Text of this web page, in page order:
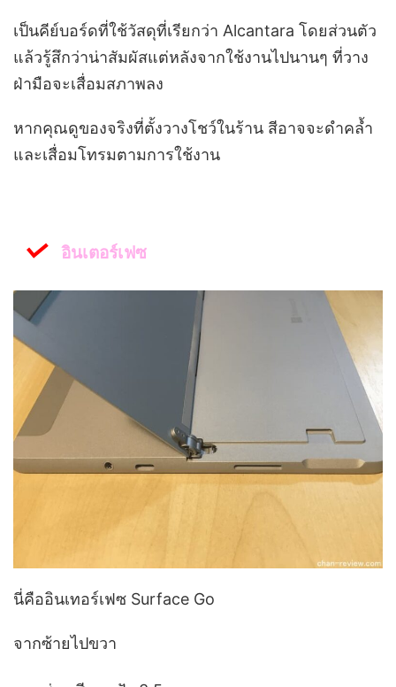
เป็นคีย์บอร์ดที่ใช้วัสดุที่เรียกว่า Alcantara โดยส่วนตัว
แล้วรู้สึกว่าน่าสัมผัสแต่หลังจากใช้งานไปนานๆ ที่วาง
ฝ่ามือจะเสื่อมสภาพลง
หากคุณดูของจริงที่ตั้งวางโชว์ในร้าน สีอาจจะดำคล้ำ
และเสื่อมโทรมตามการใช้งาน
อินเตอร์เฟซ
นี่คืออินเทอร์เฟซ Surface Go
จากซ้ายไปขวา